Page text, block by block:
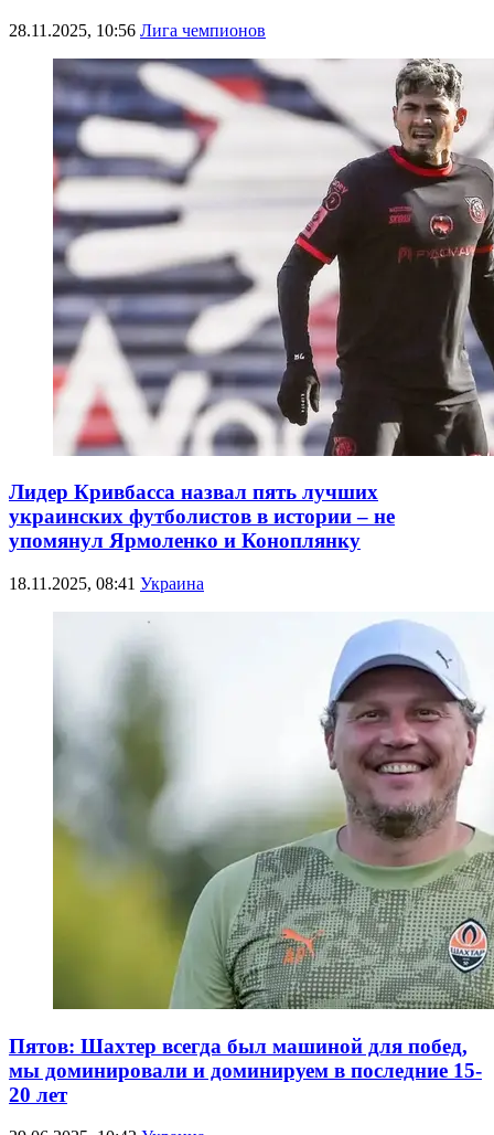
28.11.2025, 10:56 Лига чемпионов
Лидер Кривбасса назвал пять лучших
украинских футболистов в истории – не
упомянул Ярмоленко и Коноплянку
18.11.2025, 08:41 Украина
Пятов: Шахтер всегда был машиной для побед,
мы доминировали и доминируем в последние 15-
20 лет